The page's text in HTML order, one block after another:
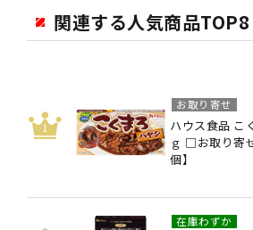
関連する人気商品TOP8
ハウス食品 こ
ｇ □お取り寄
個】
お取り寄せ
在庫わずか